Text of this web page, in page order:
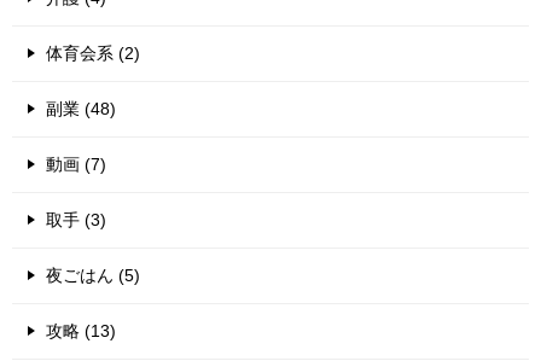
体育会系 (2)
副業 (48)
動画 (7)
取手 (3)
夜ごはん (5)
攻略 (13)